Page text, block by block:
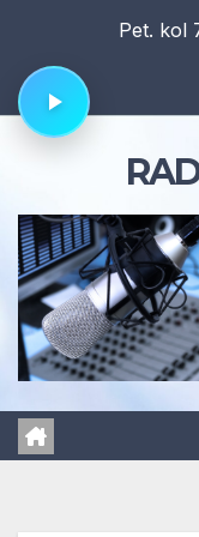
content
Pet. kol